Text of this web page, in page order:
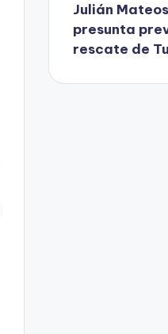
Julián
presunta
rescate de